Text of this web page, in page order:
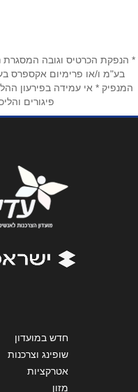
טלפון*
אנא חזרו אלי בקשר ל...
* הנפקת הכרטיס וגובה המסגרת
בע"מ ו/או פרימיום אקספרס
המנפיק * אי עמידה בפירעון
פיגורים
חדש במועדון
שופינג וצרכנות
אטרקציות
מזון